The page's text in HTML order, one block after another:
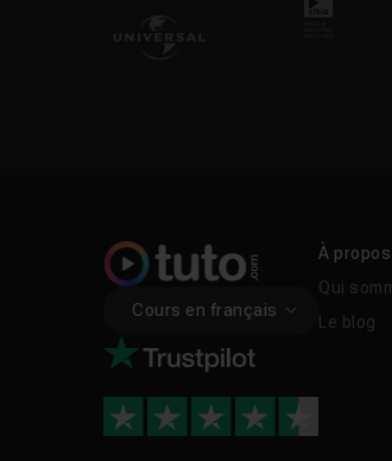
Cours en français
À propos
Qui
Le blog